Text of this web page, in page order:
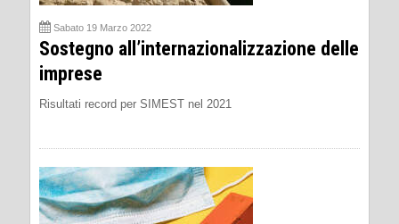
Sabato 19 Marzo 2022
Sostegno all’internazionalizzazione delle
imprese
Risultati record per SIMEST nel 2021